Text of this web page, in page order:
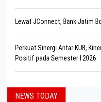
Lewat JConnect, Bank Jatim
Perkuat Sinergi Antar KUB,
Positif pada Semester I 2026
NEWS TODAY